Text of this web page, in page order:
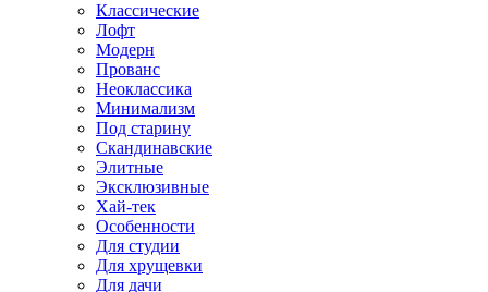
Классические
Лофт
Модерн
Прованс
Неоклассика
Минимализм
Под старину
Скандинавские
Элитные
Эксклюзивные
Хай-тек
Особенности
Для студии
Для хрущевки
Для дачи